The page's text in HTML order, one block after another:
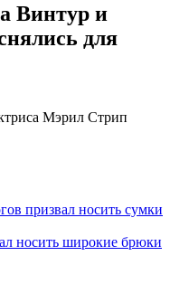
Винтур и
для
Мэрил Стрип
призвал носить сумки
носить широкие брюки